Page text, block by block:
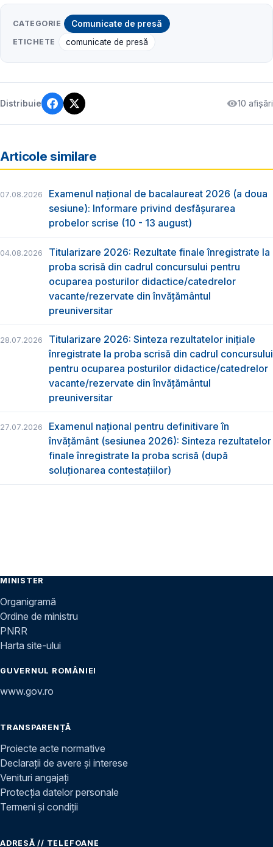
CATEGORIE Comunicate de presă
ETICHETE comunicate de presă
Distribuie 10 afișări
Articole similare
07.08.2026
Examenul național de bacalaureat 2026 (a doua
sesiune): Informare privind desfășurarea
probelor scrise (10 - 13 august)
04.08.2026
Titularizare 2026: Rezultate finale înregistrate la
proba scrisă din cadrul concursului pentru
ocuparea posturilor didactice/catedrelor
vacante/rezervate din învăţământul
preuniversitar
28.07.2026
Titularizare 2026: Sinteza rezultatelor inițiale
înregistrate la proba scrisă din cadrul concursului
pentru ocuparea posturilor didactice/catedrelor
vacante/rezervate din învăţământul
preuniversitar
27.07.2026
Examenul național pentru definitivare în
învățământ (sesiunea 2026): Sinteza rezultatelor
finale înregistrate la proba scrisă (după
soluționarea contestațiilor)
MINISTER
Organigramă
Ordine de ministru
PNRR
Harta site-ului
GUVERNUL ROMÂNIEI
www.gov.ro
TRANSPARENȚĂ
Proiecte acte normative
Declarații de avere și interese
Venituri angajați
Protecția datelor personale
Termeni și condiții
ADRESĂ // TELEFOANE